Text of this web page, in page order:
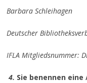
Barbara Schleihagen
Deutscher
IFLA Mitgliedsnummer:
4. Sie benennen